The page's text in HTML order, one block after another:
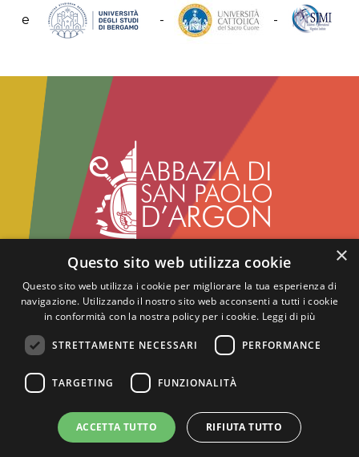
e - -
Abbazia benedettina di San Paolo d'Argon
Via del Convento, 1 - 24060
San Paolo d'Argon - BG
tel.:+39 035.958859- fax: +39 035.4216417
info@abbaziasanpaolodargon.org
diritti riservati
Privacy
seguici
×
Questo sito web utilizza cookie
Questo sito web utilizza i cookie per migliorare la tua esperienza di
navigazione. Utilizzando il nostro sito web acconsenti a tutti i cookie
in conformità con la nostra policy per i cookie. Leggi di più
STRETTAMENTE NECESSARI PERFORMANCE
TARGETING FUNZIONALITÀ
ACCETTA TUTTO RIFIUTA TUTTO